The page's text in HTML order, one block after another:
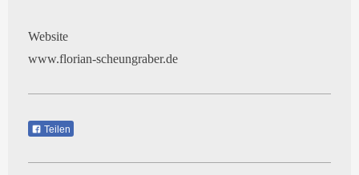
Website
www.florian-scheungraber.de
Teilen